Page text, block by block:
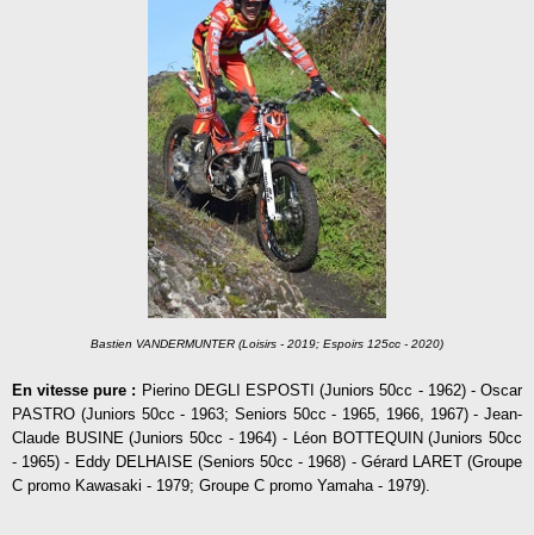
Bastien VANDERMUNTER (Loisirs - 2019; Espoirs 125cc - 2020)
En vitesse pure : Pierino DEGLI ESPOSTI (Juniors 50cc - 1962) - Oscar
PASTRO (Juniors 50cc - 1963; Seniors 50cc - 1965, 1966, 1967) - Jean-
Claude BUSINE (Juniors 50cc - 1964) - Léon BOTTEQUIN (Juniors 50cc
- 1965) - Eddy DELHAISE (Seniors 50cc - 1968) - Gérard LARET (Groupe
C promo Kawasaki - 1979; Groupe C promo Yamaha - 1979).